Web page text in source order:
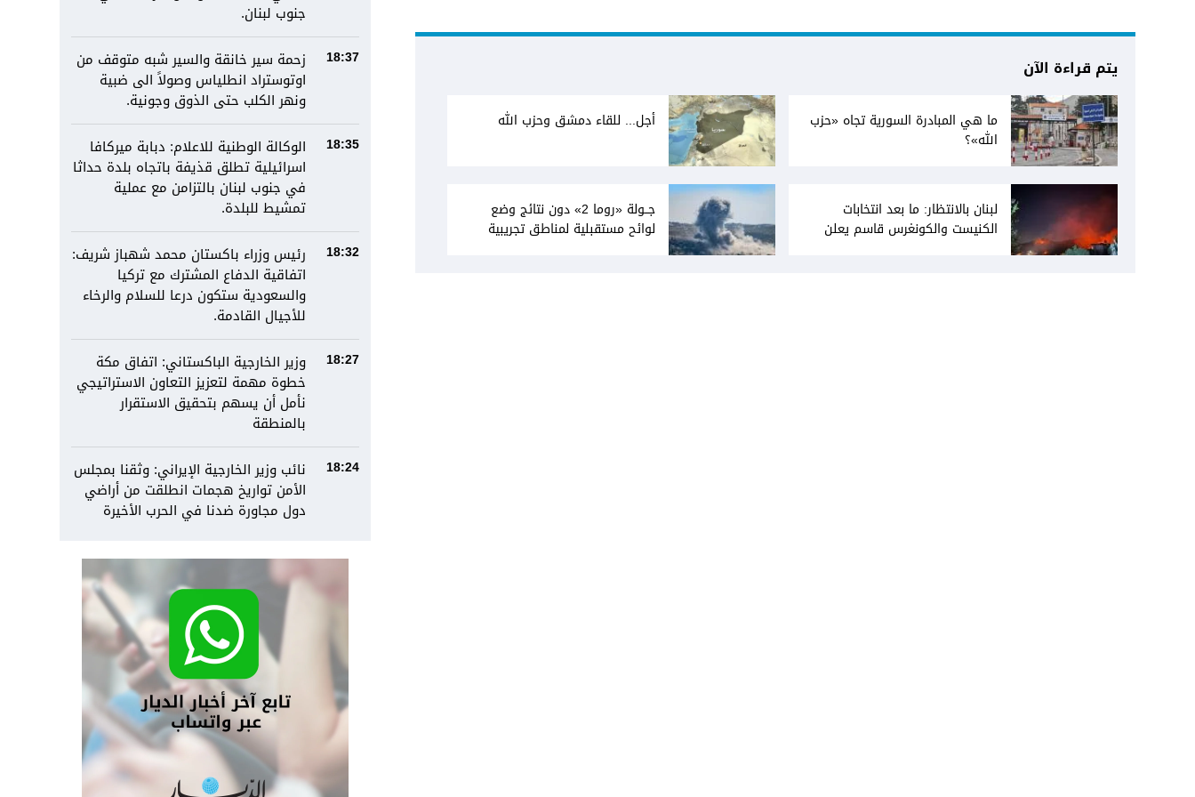
يتم قراءة الآن
ما هي المبادرة السورية تجاه «حزب
الله»؟
أجل... للقاء دمشق وحزب الله
لبنان بالانتظار: ما بعد انتخابات
الكنيست والكونغرس قاسم يعلن
جــولة «روما 2» دون نتائج وضع
لوائح مستقبلية لمناطق تجريبية
جنوب لبنان.
18:37
زحمة سير خانقة والسير شبه متوقف من
اوتوستراد انطلياس وصولاً الى ضبية
ونهر الكلب حتى الذوق وجونية.
18:35
الوكالة الوطنية للاعلام: دبابة ميركافا
اسرائيلية تطلق قذيفة باتجاه بلدة حداثا
في جنوب لبنان بالتزامن مع عملية
تمشيط للبلدة.
18:32
رئيس وزراء باكستان محمد شهباز شريف:
اتفاقية الدفاع المشترك مع تركيا
والسعودية ستكون درعا للسلام والرخاء
للأجيال القادمة.
18:27
وزير الخارجية الباكستاني: اتفاق مكة
خطوة مهمة لتعزيز التعاون الاستراتيجي
نأمل أن يسهم بتحقيق الاستقرار
بالمنطقة
18:24
نائب وزير الخارجية الإيراني: وثقنا بمجلس
الأمن تواريخ هجمات انطلقت من أراضي
دول مجاورة ضدنا في الحرب الأخيرة